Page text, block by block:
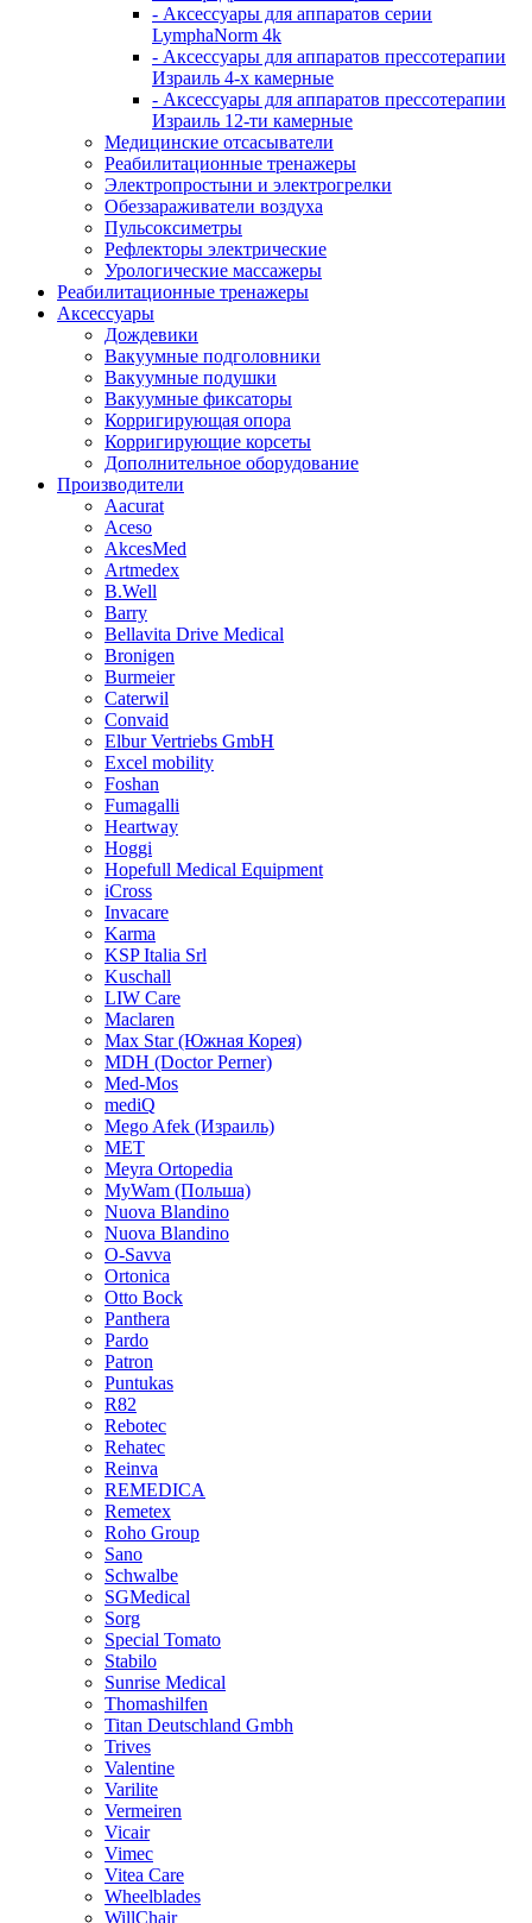
- Аксессуары для аппаратов серии
LymphaNorm 4k
- Аксессуары для аппаратов прессотерапии
Израиль 4-х камерные
- Аксессуары для аппаратов прессотерапии
Израиль 12-ти камерные
Медицинские отсасыватели
Реабилитационные тренажеры
Электропростыни и электрогрелки
Обеззараживатели воздуха
Пульсоксиметры
Рефлекторы электрические
Урологические массажеры
Реабилитационные тренажеры
Аксессуары
Дождевики
Вакуумные подголовники
Вакуумные подушки
Вакуумные фиксаторы
Корригирующая опора
Корригирующие корсеты
Дополнительное оборудование
Производители
Aacurat
Aceso
AkcesMed
Artmedex
B.Well
Barry
Bellavita Drive Medical
Bronigen
Burmeier
Caterwil
Convaid
Elbur Vertriebs GmbH
Excel mobility
Foshan
Fumagalli
Heartway
Hoggi
Hopefull Medical Equipment
iCross
Invacare
Karma
KSP Italia Srl
Kuschall
LIW Care
Maclaren
Max Star (Южная Корея)
MDH (Doctor Perner)
Med-Mos
mediQ
Mego Afek (Израиль)
MET
Meyra Ortopedia
MyWam (Польша)
Nuova Blandino
Nuova Blandino
O-Savva
Ortonica
Otto Bock
Panthera
Pardo
Patron
Puntukas
R82
Rebotec
Rehatec
Reinva
REMEDICA
Remetex
Roho Group
Sano
Schwalbe
SGMedical
Sorg
Special Tomato
Stabilo
Sunrise Medical
Thomashilfen
Titan Deutschland Gmbh
Trives
Valentine
Varilite
Vermeiren
Vicair
Vimec
Vitea Care
Wheelblades
WillChair